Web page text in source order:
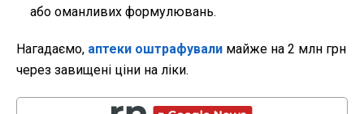
або оманливих формулювань.
Нагадаємо, аптеки оштрафували майже на 2 млн грн
через завищені ціни на ліки.